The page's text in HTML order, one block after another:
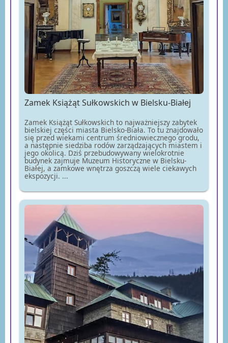
Zamek Książąt Sułkowskich w Bielsku-Białej
Zamek Książąt Sułkowskich to najważniejszy zabytek
bielskiej części miasta Bielsko-Biała. To tu znajdowało
się przed wiekami centrum średniowiecznego grodu,
a następnie siedziba rodów zarządzających miastem i
jego okolicą. Dziś przebudowywany wielokrotnie
budynek zajmuje Muzeum Historyczne w Bielsku-
Białej, a zamkowe wnętrza goszczą wiele ciekawych
ekspozycji. ...